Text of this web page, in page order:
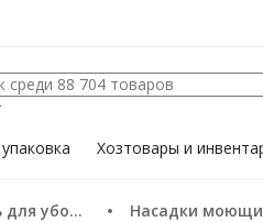
Хозтоварыи
уборки пола Насадки моющие на швабру